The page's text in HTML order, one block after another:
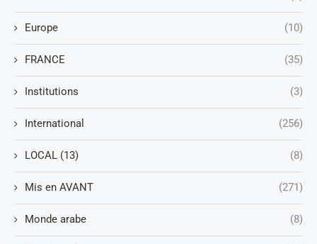
Europe (10)
FRANCE (35)
Institutions (3)
International (256)
LOCAL (13) (8)
Mis en AVANT (271)
Monde arabe (8)